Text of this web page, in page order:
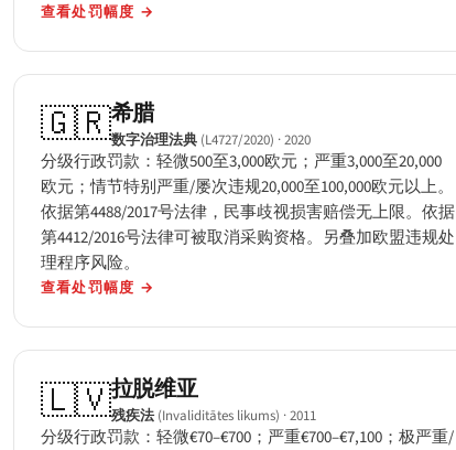
查看处罚幅度 →
🇬🇷希腊
数字治理法典 (L4727/2020) · 2020
分级行政罚款：轻微500至3,000欧元；严重3,000至20,000
欧元；情节特别严重/屡次违规20,000至100,000欧元以上。
依据第4488/2017号法律，民事歧视损害赔偿无上限。依据
第4412/2016号法律可被取消采购资格。另叠加欧盟违规处
理程序风险。
查看处罚幅度 →
🇱🇻拉脱维亚
残疾法 (Invaliditātes likums) · 2011
分级行政罚款：轻微€70–€700；严重€700–€7,100；极严重/